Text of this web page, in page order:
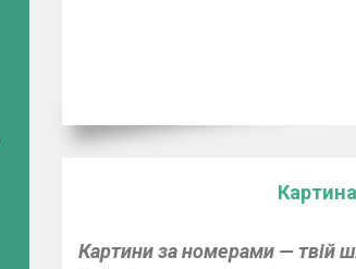
Картини за номерами — твій